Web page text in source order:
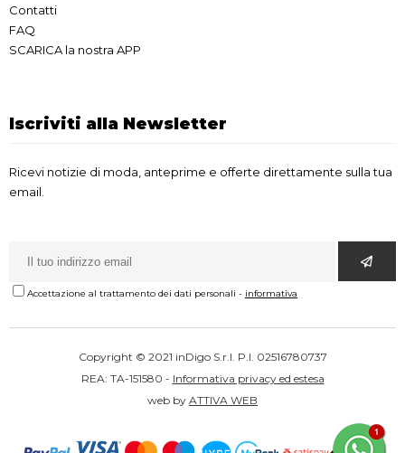
Contatti
FAQ
SCARICA la nostra APP
Iscriviti alla Newsletter
Ricevi notizie di moda, anteprime e offerte direttamente sulla tua
email.
Accettazione al trattamento dei dati personali - informativa
Copyright © 2021 inDigo S.r.l. P.I. 02516780737
REA: TA-151580 - Informativa privacy ed estesa
web by ATTIVA WEB